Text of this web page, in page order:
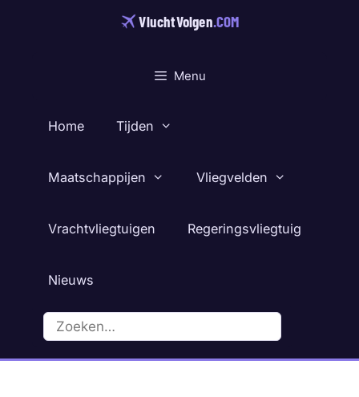
VluchtVolgen.COM
Menu
Home Tijden
Maatschappijen Vliegvelden
Vrachtvliegtuigen Regeringsvliegtuig
Nieuws